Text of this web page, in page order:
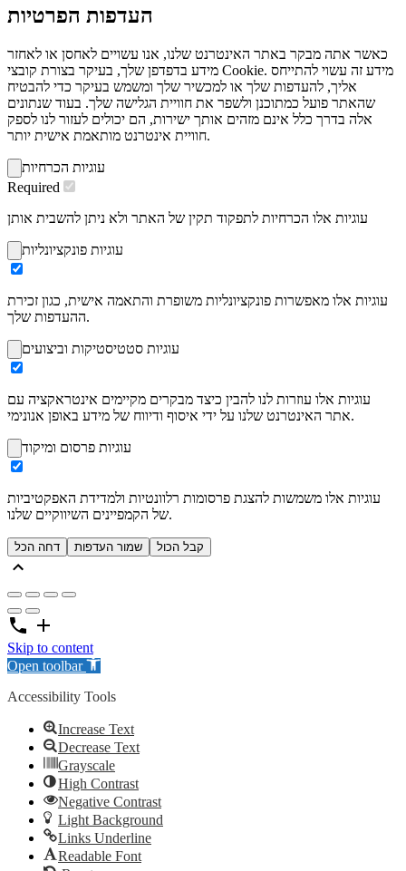
העדפות הפרטיות
כאשר אתה מבקר באתר האינטרנט שלנו, אנו עשויים לאחסן או לאחזר
מידע בדפדפן שלך, בעיקר בצורת קובצי Cookie. מידע זה עשוי להתייחס
אליך, להעדפות שלך או למכשיר שלך ומשמש בעיקר כדי להבטיח
שהאתר פועל כמתוכנן ולשפר את חוויית הגלישה שלך. בעוד שנתונים
אלה בדרך כלל אינם מזהים אותך ישירות, הם יכולים לעזור לנו לספק
חוויית אינטרנט מותאמת אישית יותר.
עוגיות הכרחיות
Required
עוגיות אלו הכרחיות לתפקוד תקין של האתר ולא ניתן להשבית אותן
עוגיות פונקציונליות
עוגיות אלו מאפשרות פונקציונליות משופרת והתאמה אישית, כגון זכירת
ההעדפות שלך.
עוגיות סטטיסטיקות וביצועים
עוגיות אלו עוזרות לנו להבין כיצד מבקרים מקיימים אינטראקציה עם
אתר האינטרנט שלנו על ידי איסוף ודיווח של מידע באופן אנונימי.
עוגיות פרסום ומיקוד
עוגיות אלו משמשות להצגת פרסומות רלוונטיות ולמדידת האפקטיביות
של הקמפיינים השיווקיים שלנו.
דחה הכל שמור העדפות קבל הכול
Skip to content
Open toolbar
Accessibility Tools
Increase Text
Decrease Text
Grayscale
High Contrast
Negative Contrast
Light Background
Links Underline
Readable Font